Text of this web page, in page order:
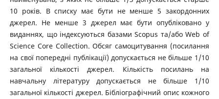
10 років. В списку має бути не менше 5 закордонних
джерел. Не менше 3 джерел має бути опубліковано у
виданнях, що індексуються базами Scopus та/або Web of
Science Core Collection. Обсяг самоцитування (посилання
на свої попередні публікації) допускається не більше 1/10
загальної кількості джерел. Кількість посилань на
навчальну літературу допускається не більше 1/10
загальної кількості джерел. Бібліографічний опис кожного